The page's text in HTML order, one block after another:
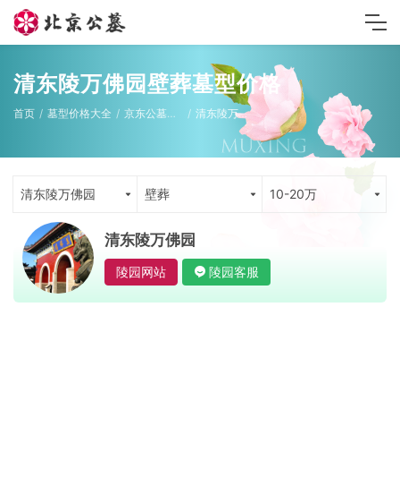
清东陵万佛园壁葬墓型价格
首页 墓型价格大全 京东公墓墓型 清东陵万佛园
清东陵万佛园 壁葬 10-20万
清东陵万佛园
陵园网站 陵园客服